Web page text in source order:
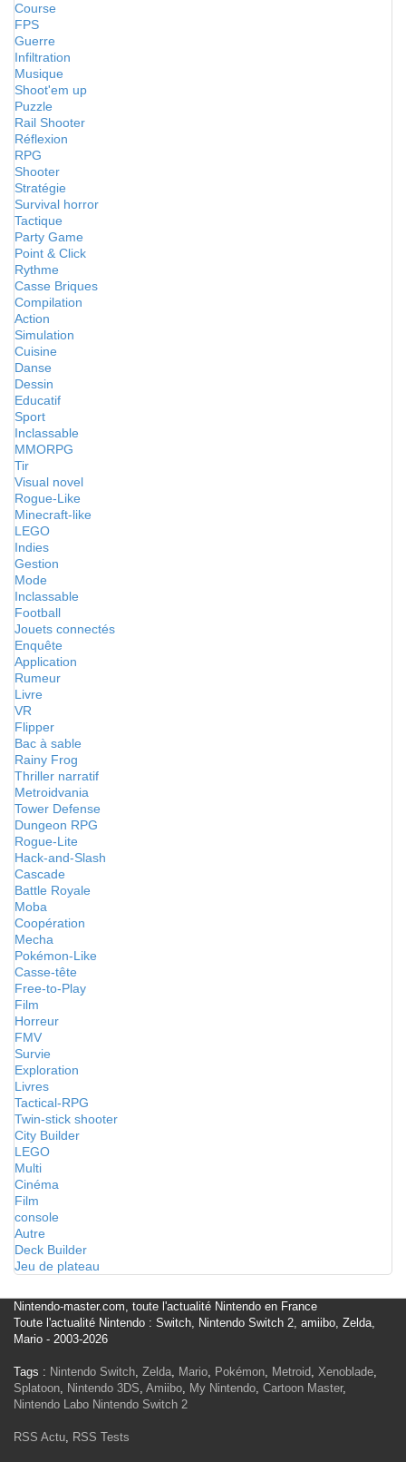
Course
FPS
Guerre
Infiltration
Musique
Shoot'em up
Puzzle
Rail Shooter
Réflexion
RPG
Shooter
Stratégie
Survival horror
Tactique
Party Game
Point & Click
Rythme
Casse Briques
Compilation
Action
Simulation
Cuisine
Danse
Dessin
Educatif
Sport
Inclassable
MMORPG
Tir
Visual novel
Rogue-Like
Minecraft-like
LEGO
Indies
Gestion
Mode
Inclassable
Football
Jouets connectés
Enquête
Application
Rumeur
Livre
VR
Flipper
Bac à sable
Rainy Frog
Thriller narratif
Metroidvania
Tower Defense
Dungeon RPG
Rogue-Lite
Hack-and-Slash
Cascade
Battle Royale
Moba
Coopération
Mecha
Pokémon-Like
Casse-tête
Free-to-Play
Film
Horreur
FMV
Survie
Exploration
Livres
Tactical-RPG
Twin-stick shooter
City Builder
LEGO
Multi
Cinéma
Film
console
Autre
Deck Builder
Jeu de plateau
Nintendo-master.com, toute l'actualité Nintendo en France
Toute l'actualité Nintendo : Switch, Nintendo Switch 2, amiibo, Zelda,
Mario - 2003-2026
Tags : Nintendo Switch, Zelda, Mario, Pokémon, Metroid, Xenoblade,
Splatoon, Nintendo 3DS, Amiibo, My Nintendo, Cartoon Master,
Nintendo Labo Nintendo Switch 2
RSS Actu, RSS Tests